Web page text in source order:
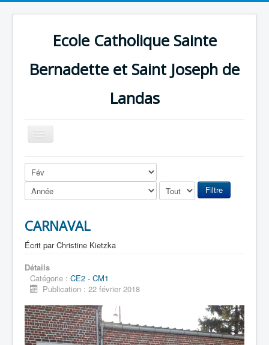
Ecole Catholique Sainte
Bernadette et Saint Joseph de
Landas
Basculer
la
Accueil
L'Ecole
Filtre
CARNAVAL
Écrit parChristine Kietzka
Détails
Catégorie : CE2 - CM1
Publication : 22 février 2018